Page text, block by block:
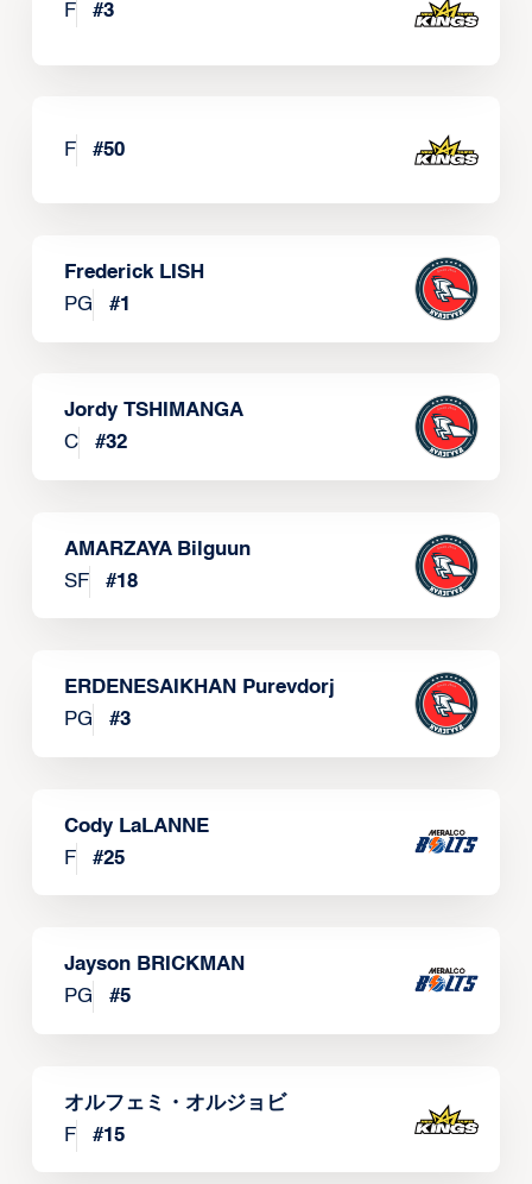
F #3
F #50
Frederick LISH
PG
#1
Jordy TSHIMANGA
C
#32
AMARZAYA Bilguun
SF
#18
ERDENESAIKHAN Purevdorj
PG
#3
Cody LaLANNE
F
#25
Jayson BRICKMAN
PG
#5
オルフェミ・オルジョビ
F
#15